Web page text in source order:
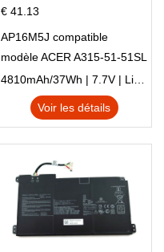
€ 41.13
AP16M5J compatible
modèle ACER A315-51-51SL
N17Q1 SERIES
4810mAh/37Wh | 7.7V | Li-ion ...
Voir les détails